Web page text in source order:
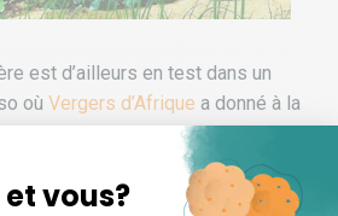
est d’ailleurs en test dans un
oùVergers d’Afrique a donné à la
potager et un verger de mangues et
dix hectares.